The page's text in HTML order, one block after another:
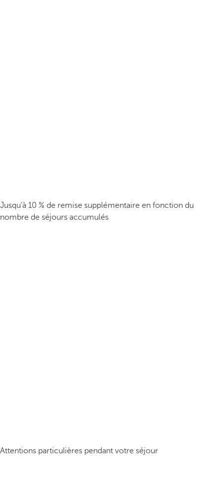
Jusqu’à 10 % de remise supplémentaire en fonction du
nombre de séjours accumulés
Attentions particulières pendant votre séjour